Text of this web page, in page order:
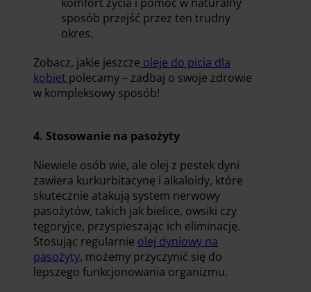
sposób przejść przez ten trudny
okres.
Zobacz, jakie jeszcze oleje do picia dla
kobiet polecamy – zadbaj o swoje zdrowie
w kompleksowy sposób!
4. Stosowanie na pasożyty
Niewiele osób wie, ale olej z pestek dyni
zawiera kurkurbitacynę i alkaloidy, które
skutecznie atakują system nerwowy
pasożytów, takich jak bielice, owsiki czy
tęgoryjce, przyspieszając ich eliminację.
Stosując regularnie olej dyniowy na
pasożyty, możemy przyczynić się do
lepszego funkcjonowania organizmu.